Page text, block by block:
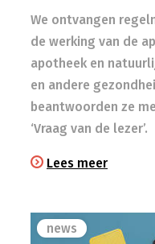
We ontvangen
de werking van de
apotheek en
en andere
beantwoorden ze
‘Vraag van de lezer’.
Lees meer
news